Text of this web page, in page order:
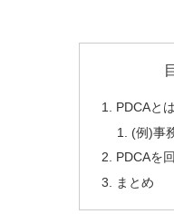
PDCAと
(例)事
PDCAを
まとめ